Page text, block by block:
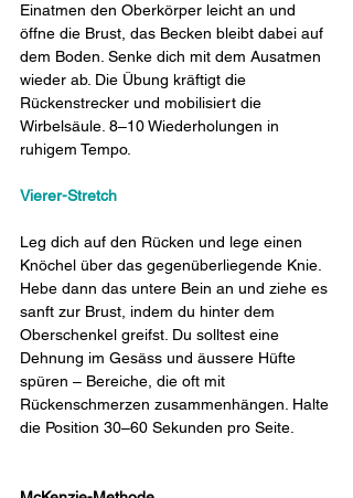
Einatmen den Oberkörper leicht an und
öffne die Brust, das Becken bleibt dabei auf
dem Boden. Senke dich mit dem Ausatmen
wieder ab. Die Übung kräftigt die
Rückenstrecker und mobilisiert die
Wirbelsäule. 8–10 Wiederholungen in
ruhigem Tempo.
Vierer-Stretch
Leg dich auf den Rücken und lege einen
Knöchel über das gegenüberliegende Knie.
Hebe dann das untere Bein an und ziehe es
sanft zur Brust, indem du hinter dem
Oberschenkel greifst. Du solltest eine
Dehnung im Gesäss und äussere Hüfte
spüren – Bereiche, die oft mit
Rückenschmerzen zusammenhängen. Halte
die Position 30–60 Sekunden pro Seite.